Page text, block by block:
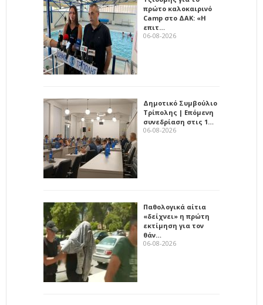
πρώτο καλοκαιρινό
Camp στο ΔΑΚ: «Η
επιτ…
06-08-2026
Δημοτικό Συμβούλιο
Τρίπολης | Επόμενη
συνεδρίαση στις 1…
06-08-2026
Παθολογικά αίτια
«δείχνει» η πρώτη
εκτίμηση για τον
θάν…
06-08-2026